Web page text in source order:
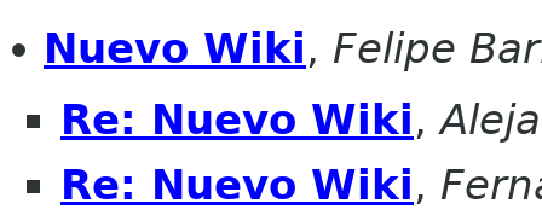
Nuevo Wiki, Felipe
Re: Nuevo Wiki,
Re: Nuevo Wiki,